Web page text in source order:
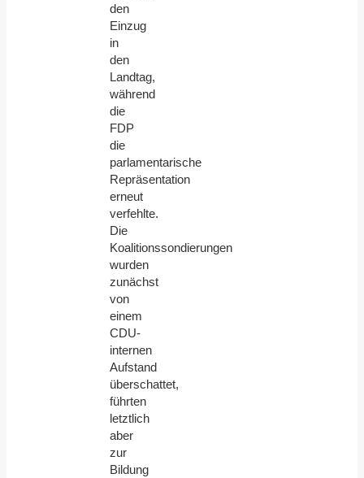
den
Einzug
in
den
Landtag,
während
die
FDP
die
parlamentarische
Repräsentation
erneut
verfehlte.
Die
Koalitionssondierungen
wurden
zunächst
von
einem
CDU-
internen
Aufstand
überschattet,
führten
letztlich
aber
zur
Bildung